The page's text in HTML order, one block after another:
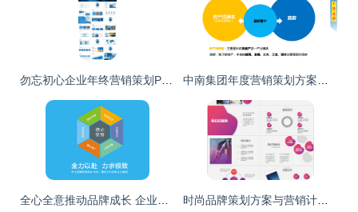
勿忘初心企业年终营销策划PPT 中南集团年度营销策划方案解析 重塑企业形象，赋能品牌新高度
全心全意推动品牌成长 企业营销策划的理想选择 时尚品牌策划方案与营销计划书 从PPT方法论到实战效能